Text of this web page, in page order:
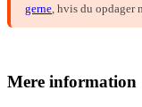
gerne, hvis du opdager
Mere information